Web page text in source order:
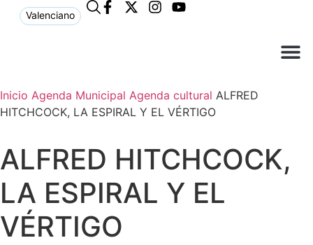
Valenciano
Inicio Agenda Municipal Agenda cultural ALFRED
HITCHCOCK, LA ESPIRAL Y EL VÉRTIGO
ALFRED HITCHCOCK,
LA ESPIRAL Y EL
VÉRTIGO